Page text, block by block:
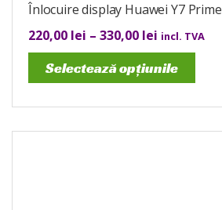
Înlocuire display Huawei Y7 Prime
220,00 lei – 330,00 lei incl. TVA
Selectează opțiunile